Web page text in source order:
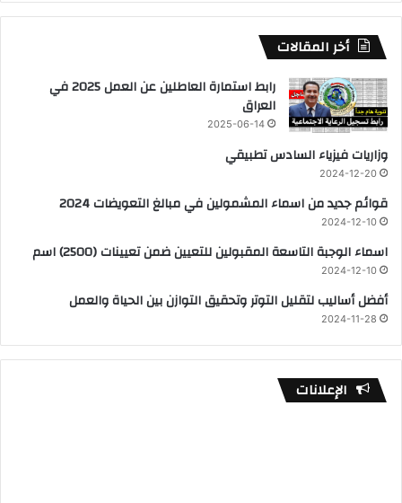
أخر المقالات
رابط استمارة العاطلين عن العمل 2025 في
العراق
2025-06-14
وزاريات فيزياء السادس تطبيقي
2024-12-20
قوائم جديد من اسماء المشمولين في مبالغ التعويضات 2024
2024-12-10
اسماء الوجبة التاسعة المقبولين للتعيين ضمن تعيينات (2500) اسم
2024-12-10
أفضل أساليب لتقليل التوتر وتحقيق التوازن بين الحياة والعمل
2024-11-28
الإعلانات